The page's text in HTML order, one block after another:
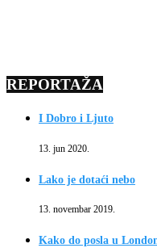
REPORTAŽA
I Dobro i Ljuto
13. jun 2020.
Lako je dotaći nebo
13. novembar 2019.
Kako do posla u